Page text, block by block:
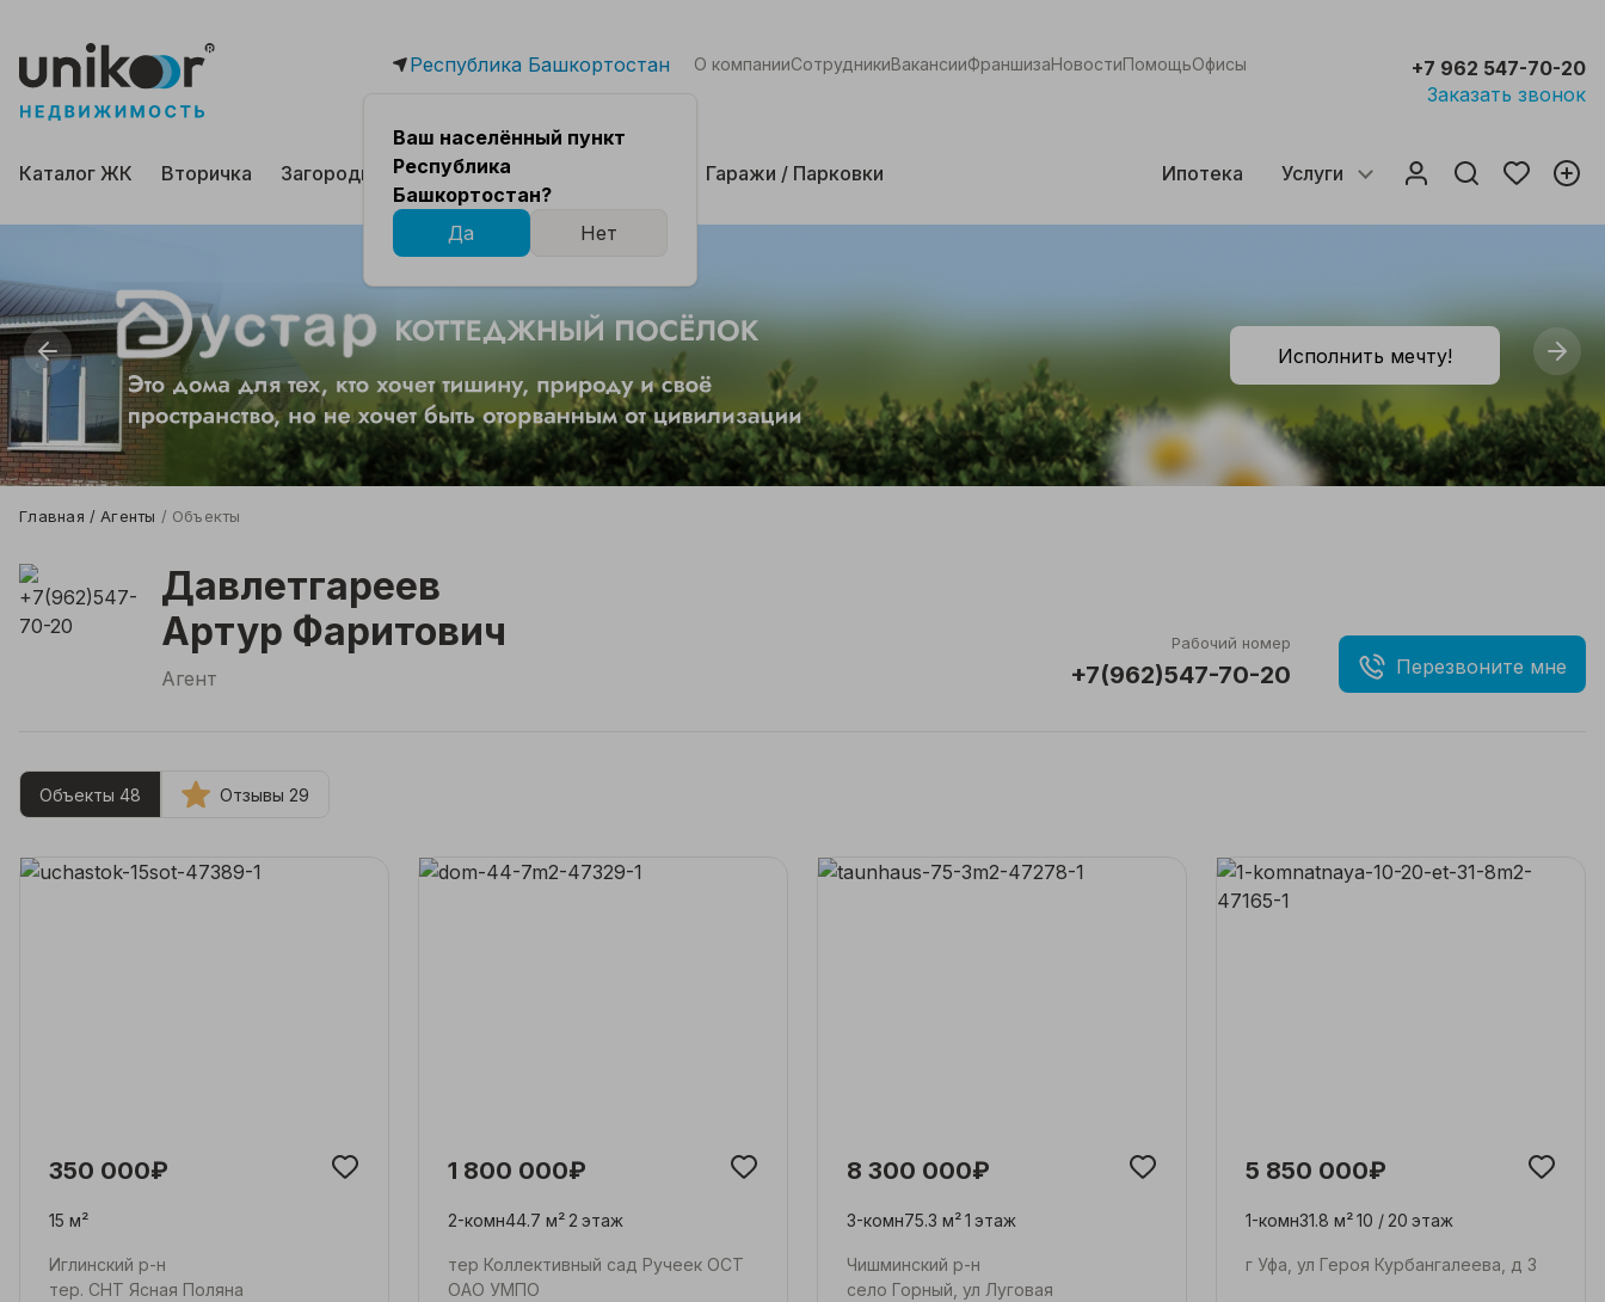
Республика Башкортостан
Ваш населённый пункт
Республика
Башкортостан?
Да
Нет
О компанииСотрудникиВакансииФраншизаНовостиПомощьОфисы
+7 962 547-70-20
Заказать звонок
Каталог ЖК Вторичка Загородная Коммерческая Гаражи / Парковки Ипотека Услуги
Исполнить мечту!
Главная Агенты Объекты
Давлетгареев
Артур Фаритович
Агент
Рабочий номер
+7(962)547-70-20 Перезвоните мне
Объекты 48 Отзывы 29
350 000₽
15 м²
Иглинский р-н
тер. СНТ Ясная Поляна
1 800 000₽
2-комн44.7 м² 2 этаж
тер Коллективный сад Ручеек ОСТ
ОАО УМПО
8 300 000₽
3-комн75.3 м²1 этаж
Чишминский р-н
село Горный, ул Луговая
5 850 000₽
1-комн31.8 м²10 / 20 этаж
г Уфа, ул Героя Курбангалеева, д 3